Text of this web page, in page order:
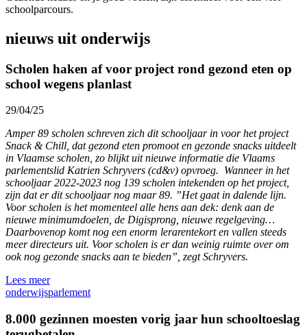
schoolparcours.
nieuws uit onderwijs
Scholen haken af voor project rond gezond eten op
school wegens planlast
29/04/25
Amper 89 scholen schreven zich dit schooljaar in voor het project
Snack & Chill, dat gezond eten promoot en gezonde snacks uitdeelt
in Vlaamse scholen, zo blijkt uit nieuwe informatie die Vlaams
parlementslid Katrien Schryvers (cd&v) opvroeg. Wanneer in het
schooljaar 2022-2023 nog 139 scholen intekenden op het project,
zijn dat er dit schooljaar nog maar 89. ”Het gaat in dalende lijn.
Voor scholen is het momenteel alle hens aan dek: denk aan de
nieuwe minimumdoelen, de Digisprong, nieuwe regelgeving…
Daarbovenop komt nog een enorm lerarentekort en vallen steeds
meer directeurs uit. Voor scholen is er dan weinig ruimte over om
ook nog gezonde snacks aan te bieden”, zegt Schryvers.
Lees meer
onderwijsparlement
8.000 gezinnen moesten vorig jaar hun schooltoeslag